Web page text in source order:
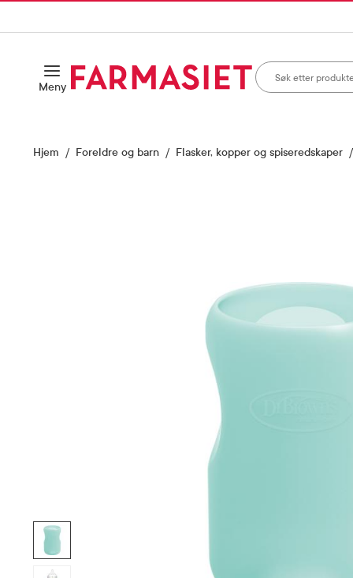
INNHOLD
MenyÅpne
Søk i apotek
Hjem Foreldre og barn Flasker, kopper og spiseredskaper